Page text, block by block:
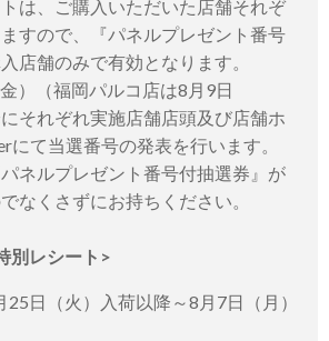
は、ご購入いただいた店舗それぞ
すので、『パネルプレゼント番号
店舗のみで有効となります。
）（福岡パルコ店は8月9日
にそれぞれ実施店舗店頭及び店舗ホ
て当選番号の発表を行います。
ネルプレゼント番号付抽選券』が
なくさずにお持ちください。
別レシート>
日（火）入荷以降～8月7日（月）